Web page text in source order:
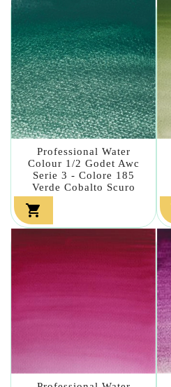
Professional Water
Colour 1/2 Godet Awc
Serie 3 - Colore 185
Verde Cobalto Scuro
